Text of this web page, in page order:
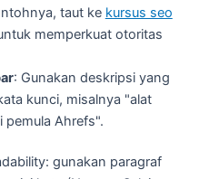
taut ke kursus seo
memperkuat otoritas
: Gunakan deskripsi yang
kunci, misalnya "alat
pemula Ahrefs".
gunakan paragraf